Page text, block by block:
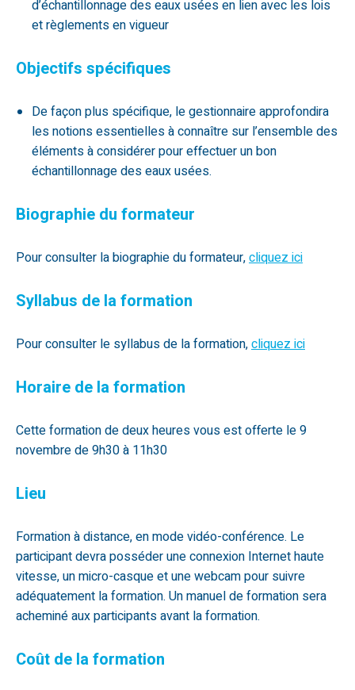
d’échantillonnage des eaux usées en lien avec les lois
et règlements en vigueur
Objectifs spécifiques
De façon plus spécifique, le gestionnaire approfondira
les notions essentielles à connaître sur l’ensemble des
éléments à considérer pour effectuer un bon
échantillonnage des eaux usées.
Biographie du formateur
Pour consulter la biographie du formateur,cliquez ici
Syllabus de la formation
Pour consulter le syllabus de la formation,cliquez ici
Horaire de la formation
Cette formation de deux heures vous est offerte le 9
novembre de 9h30 à 11h30
Lieu
Formation à distance, en mode vidéo-conférence. Le
participant devra posséder une connexion Internet haute
vitesse, un micro-casque et une webcam pour suivre
adéquatement la formation. Un manuel de formation sera
acheminé aux participants avant la formation.
Coût de la formation